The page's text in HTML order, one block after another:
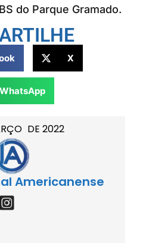
DE 2022
Americanense
do Parque Gramado.
X
WhatsApp